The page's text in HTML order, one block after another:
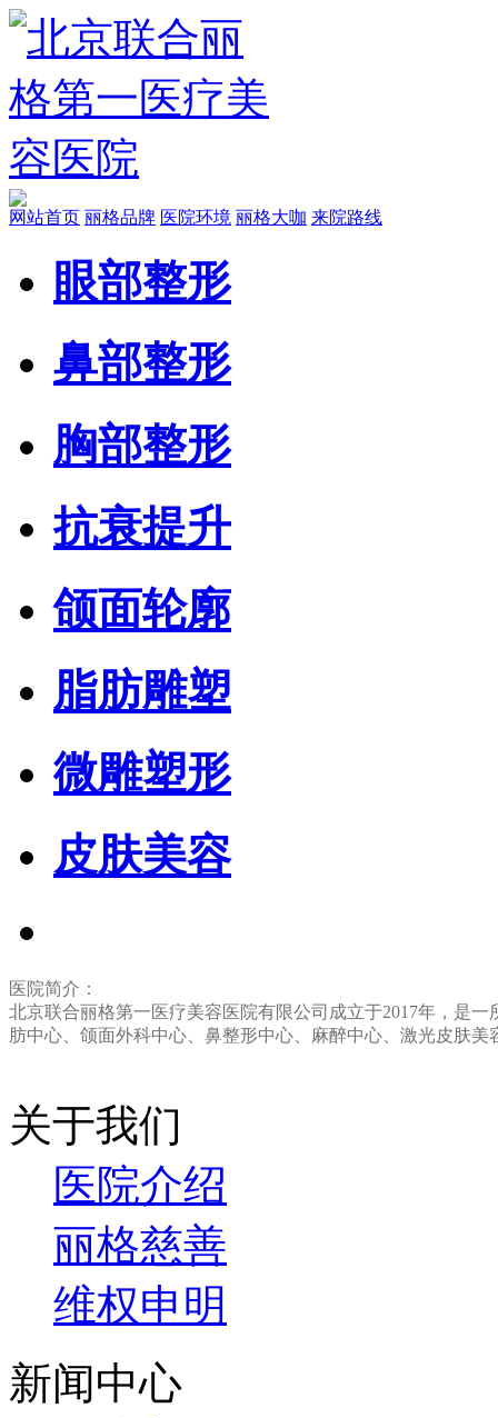
网站首页 丽格品牌 医院环境 丽格大咖 来院路线
眼部整形
鼻部整形
胸部整形
抗衰提升
颌面轮廓
脂肪雕塑
微雕塑形
皮肤美容
医院简介：
北京联合丽格第一医疗美容医院有限公司成立于2017年，是
肪中心、颌面外科中心、鼻整形中心、麻醉中心、激光皮肤
关于我们
医院介绍
丽格慈善
维权申明
新闻中心